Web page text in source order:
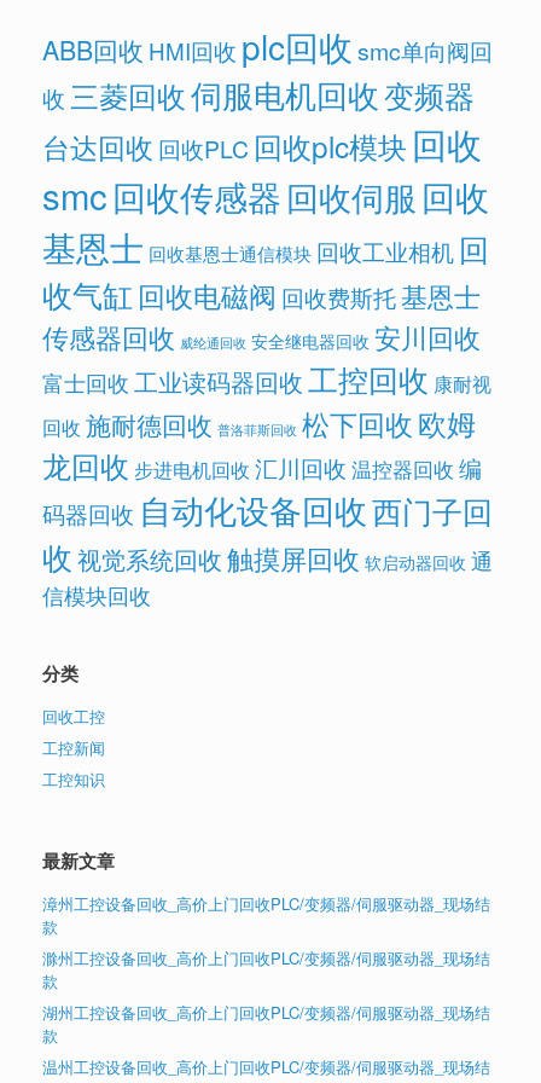
ABB回收 HMI回收 plc回收 smc单向阀回
收三菱回收伺服电机回收变频器
台达回收 回收PLC 回收plc模块 回收
smc回收传感器回收伺服 回收
基恩士 回收基恩士通信模块 回收工业相机 回
收气缸 回收电磁阀 回收费斯托基恩士
传感器回收 威纶通回收 安全继电器回收 安川回收
富士回收工业读码器回收工控回收 康耐视
回收 施耐德回收 普洛菲斯回收 松下回收欧姆
龙回收 步进电机回收 汇川回收 温控器回收 编
码器回收 自动化设备回收西门子回
收视觉系统回收触摸屏回收 软启动器回收 通
信模块回收
分类
回收工控
工控新闻
工控知识
最新文章
漳州工控设备回收_高价上门回收PLC/变频器/伺服驱动器_现场结
款
滁州工控设备回收_高价上门回收PLC/变频器/伺服驱动器_现场结
款
湖州工控设备回收_高价上门回收PLC/变频器/伺服驱动器_现场结
款
温州工控设备回收_高价上门回收PLC/变频器/伺服驱动器_现场结